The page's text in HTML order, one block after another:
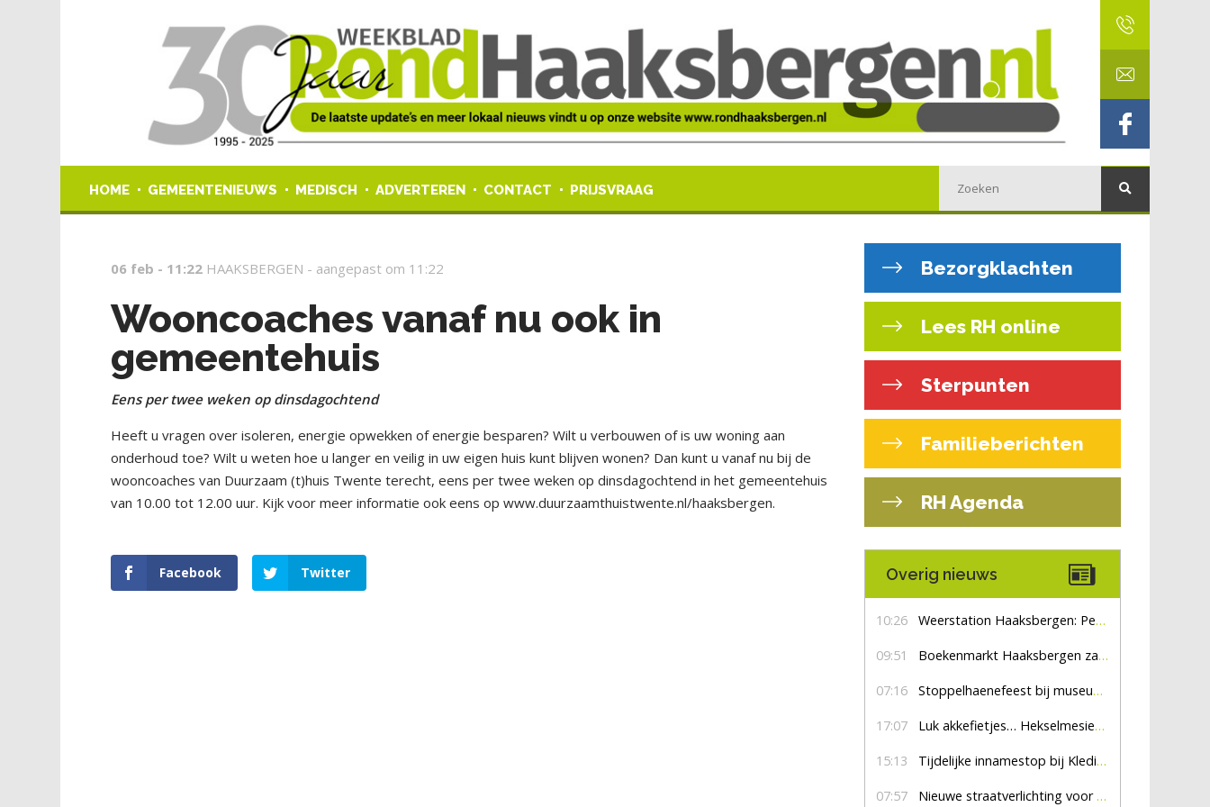
HOME GEMEENTENIEUWS MEDISCH ADVERTEREN CONTACT PRIJSVRAAG
06 feb - 11:22 HAAKSBERGEN - aangepast om 11:22
Wooncoaches vanaf nu ook in
gemeentehuis
Eens per twee weken op dinsdagochtend
Heeft u vragen over isoleren, energie opwekken of energie besparen? Wilt u verbouwen of is uw woning aan
onderhoud toe? Wilt u weten hoe u langer en veilig in uw eigen huis kunt blijven wonen? Dan kunt u vanaf nu bij de
wooncoaches van Duurzaam (t)huis Twente terecht, eens per twee weken op dinsdagochtend in het gemeentehuis
van 10.00 tot 12.00 uur. Kijk voor meer informatie ook eens op www.duurzaamthuistwente.nl/haaksbergen.
Facebook Twitter
Bezorgklachten
Lees RH online
Sterpunten
Familieberichten
RH Agenda
Overig nieuws
10:26 Weerstation Haaksbergen: Perioden met zon en droog
09:51 Boekenmarkt Haaksbergen zaterdag 8 augustus, marktplein Haaksbergen
07:16 Stoppelhaenefeest bij museum De Lebbenbrugge
17:07 Luk akkefietjes… HekselmesienHarry
15:13 Tijdelijke innamestop bij Kledingbank Stefania
07:57 Nieuwe straatverlichting voor De Veldmaat en De Pas